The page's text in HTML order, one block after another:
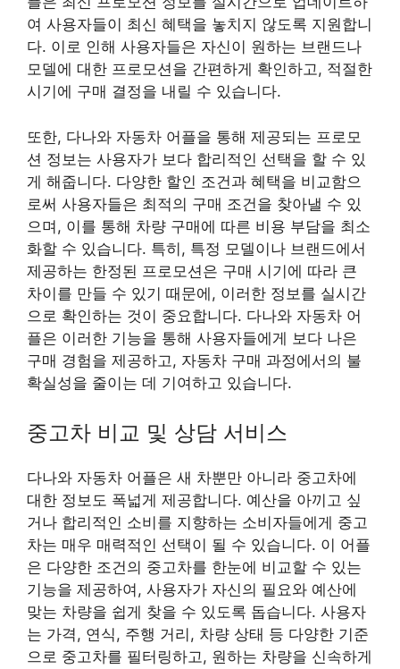
여 사용자들이 최신 혜택을 놓치지 않도록 지원합니
다. 이로 인해 사용자들은 자신이 원하는 브랜드나
모델에 대한 프로모션을 간편하게 확인하고, 적절한
시기에 구매 결정을 내릴 수 있습니다.
또한, 다나와 자동차 어플을 통해 제공되는 프로모
션 정보는 사용자가 보다 합리적인 선택을 할 수 있
게 해줍니다. 다양한 할인 조건과 혜택을 비교함으
로써 사용자들은 최적의 구매 조건을 찾아낼 수 있
으며, 이를 통해 차량 구매에 따른 비용 부담을 최소
화할 수 있습니다. 특히, 특정 모델이나 브랜드에서
제공하는 한정된 프로모션은 구매 시기에 따라 큰
차이를 만들 수 있기 때문에, 이러한 정보를 실시간
으로 확인하는 것이 중요합니다. 다나와 자동차 어
플은 이러한 기능을 통해 사용자들에게 보다 나은
구매 경험을 제공하고, 자동차 구매 과정에서의 불
확실성을 줄이는 데 기여하고 있습니다.
중고차 비교 및 상담 서비스
다나와 자동차 어플은 새 차뿐만 아니라 중고차에
대한 정보도 폭넓게 제공합니다. 예산을 아끼고 싶
거나 합리적인 소비를 지향하는 소비자들에게 중고
차는 매우 매력적인 선택이 될 수 있습니다. 이 어플
은 다양한 조건의 중고차를 한눈에 비교할 수 있는
기능을 제공하여, 사용자가 자신의 필요와 예산에
맞는 차량을 쉽게 찾을 수 있도록 돕습니다. 사용자
는 가격, 연식, 주행 거리, 차량 상태 등 다양한 기준
으로 중고차를 필터링하고, 원하는 차량을 신속하게